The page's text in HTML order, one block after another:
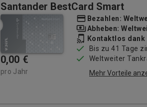
Santander BestCard Smart
0,00 €
pro Jahr
Bezahlen:
Abheben:
Kontaktlos dank
Bis zu 41 Tage
Weltweiter
Mehr Vorteile